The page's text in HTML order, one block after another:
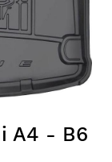
A4 - B6